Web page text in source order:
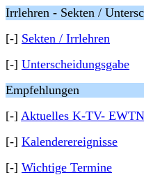
Irrlehren - Sekten /
[-] Sekten / Irrlehren
[-] Unterscheidungsgabe
Empfehlungen
[-] Aktuelles K-TV-
[-] Kalenderereignisse
[-] Wichtige Termine